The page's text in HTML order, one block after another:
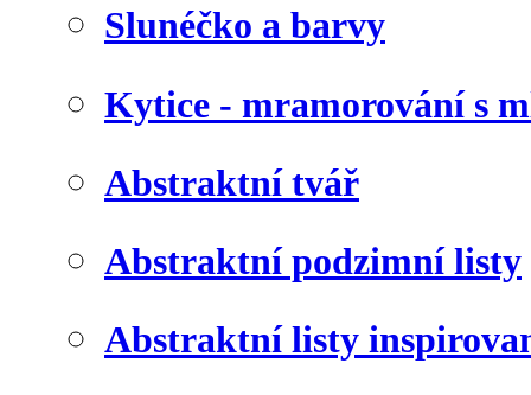
Slunéčko a barvy
Kytice - mramorování s
Abstraktní tvář
Abstraktní podzimní listy
Abstraktní listy